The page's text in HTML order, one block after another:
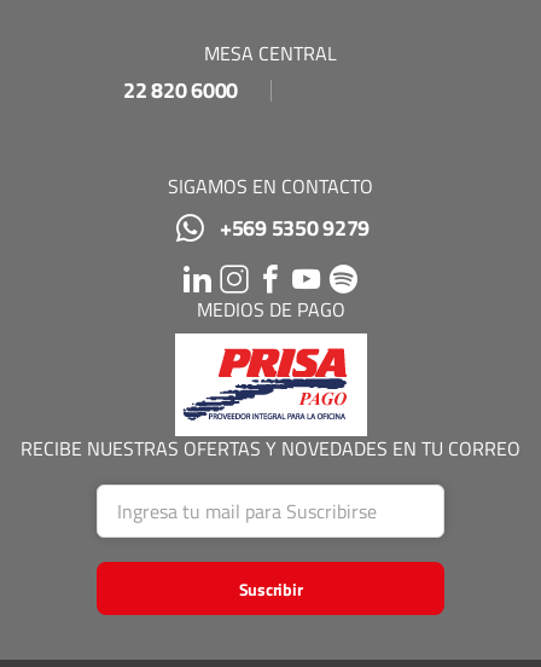
MESA CENTRAL
22 820 6000
SIGAMOS EN CONTACTO
+569 5350 9279
MEDIOS DE PAGO
RECIBE NUESTRAS OFERTAS Y NOVEDADES EN TU CORREO
Suscribir